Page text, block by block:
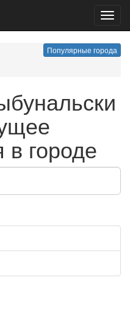
Популярные города
городе